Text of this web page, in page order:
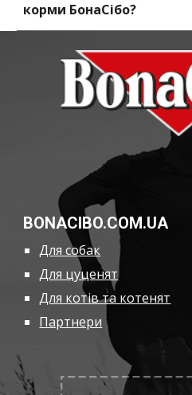
корми БонаСібо?
BONACIBO.COM.UA
Для собак
Для цуценят
Для котів та котенят
Партнери